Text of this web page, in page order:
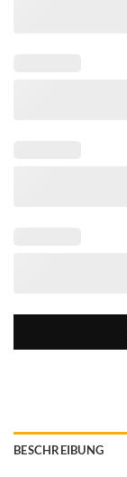
BESCHREIBUNG